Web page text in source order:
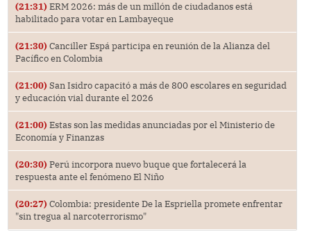
(21:31) ERM 2026: más de un millón de ciudadanos está
habilitado para votar en Lambayeque
(21:30) Canciller Espá participa en reunión de la Alianza del
Pacífico en Colombia
(21:00) San Isidro capacitó a más de 800 escolares en seguridad
y educación vial durante el 2026
(21:00) Estas son las medidas anunciadas por el Ministerio de
Economía y Finanzas
(20:30) Perú incorpora nuevo buque que fortalecerá la
respuesta ante el fenómeno El Niño
(20:27) Colombia: presidente De la Espriella promete enfrentar
"sin tregua al narcoterrorismo"